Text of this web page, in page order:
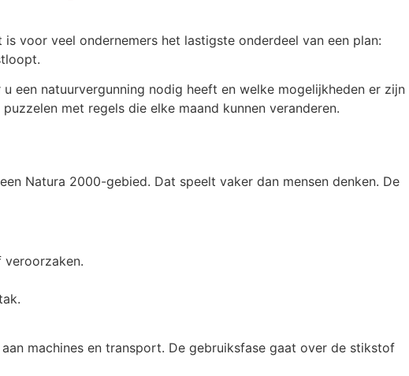
voor veel ondernemers het lastigste onderdeel van een plan:
een natuurvergunning nodig heeft en welke mogelijkheden er zijn
met regels die elke maand kunnen veranderen.
Natura 2000-gebied. Dat speelt vaker dan mensen denken. De
veroorzaken.
machines en transport. De gebruiksfase gaat over de stikstof